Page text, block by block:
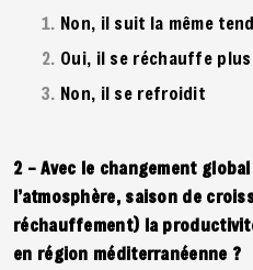
Non, il suit la même
Oui, il se réchauffe
Non, il se refroidit
2 – Avec le changement
l’atmosphère, saison de
réchauffement) la
en région méditerranéenne ?